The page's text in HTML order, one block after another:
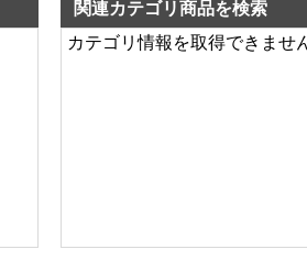
関連カテゴリ商品を検索
カテゴリ情報を取得できませ